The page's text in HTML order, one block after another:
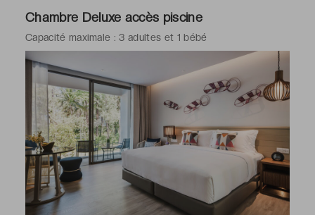
-Salle de bains avec douche, toilettes, sèche-cheveux,
Chambre Deluxe accès piscine
Capacité maximale : 3 adultes et 1 bébé